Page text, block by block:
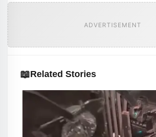
ADVERTISEMENT
📖Related Stories